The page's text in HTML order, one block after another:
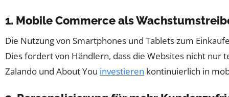
1. Mobile Commerce als
Die Nutzung von Smartphones und Tablets zum
Dies fordert von Händlern, dass die Websites nicht nur
Zalando und About You investieren kontinuierlich in